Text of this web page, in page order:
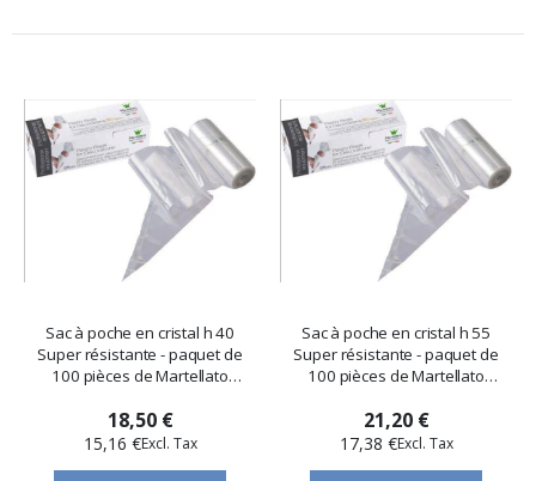
Sac à poche en cristal h 40
Super résistante - paquet de
100 pièces de Martellato
18,50 €
15,16 €
Sac à poche en cristal h 55
Super résistante - paquet de
100 pièces de Martellato
21,20 €
17,38 €